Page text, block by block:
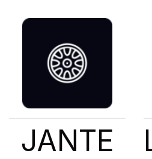
JANTE